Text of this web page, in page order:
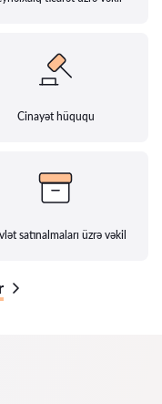
Cinayət hüququ
satınalmaları üzrə vəkil